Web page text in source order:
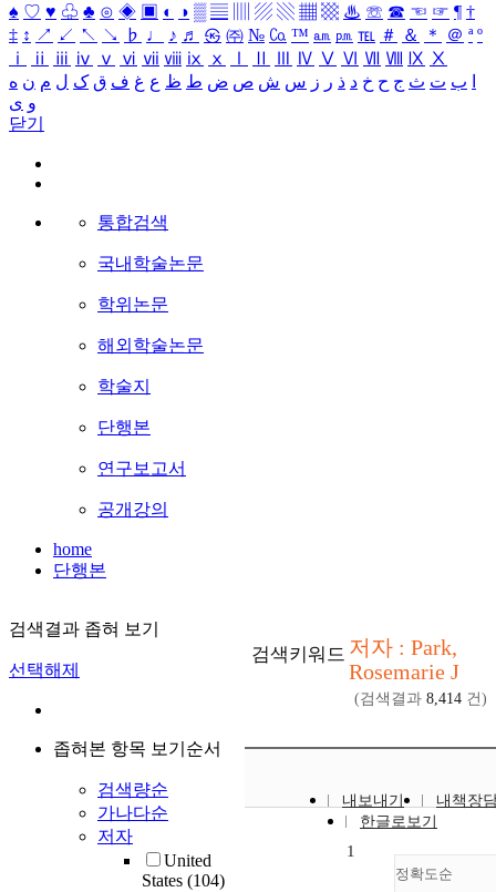
♠ ♡ ♥ ♧ ♣ ⊙ ◈ ▣ ◐ ◑ ▒ ▤ ▨ ▧ ▦ ▩ ♨ ☏ ☎ ☜ ☞ ¶ †
‡ ↕ ↗ ↙ ↖ ↘ ♭ ♩ ♪ ♬ ㉿ ㈜ № ㏇ ™ ㏂ ㏘ ℡ ＃ ＆ ＊ ＠ ª º
ⅰ
ⅱ ⅲ ⅳ ⅴ ⅵ ⅶ ⅷ ⅸ ⅹ Ⅳ Ⅴ Ⅵ Ⅶ Ⅷ Ⅸ Ⅹ
ب ت ث ج ح خ د ذ ر ز س ش ص ض ط ظ ع غ ف ق ک ل م ن ه
و ی
닫기
통합검색
국내학술논문
학위논문
해외학술논문
학술지
단행본
연구보고서
공개강의
home
단행본
검색결과 좁혀 보기
선택해제
좁혀본 항목 보기순서
검색량순
가나다순
저자
United
States (104)
검색키워드 저자 : Park,
Rosemarie J
(검색결과 8,414 건)
내보내기
내책장
한글로보기
정확도순
1